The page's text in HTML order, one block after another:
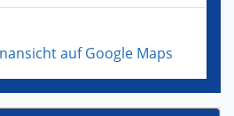
auf Google Maps